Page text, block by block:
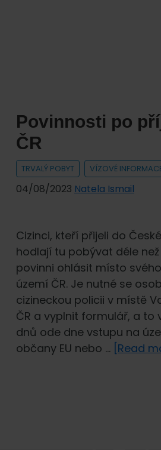
Povinnosti po
ČR
TRVALÝ POBYT VÍZOVÉ
04/08/2023 Natela Ismail
Cizinci, kteří přijeli do
hodlají tu pobývat déle
povinni ohlásit místo
území ČR. Je nutné se
cizineckou policii v místě
ČR a vyplnit formulář, a to
dnů ode dne vstupu na
občany EU nebo … [Read